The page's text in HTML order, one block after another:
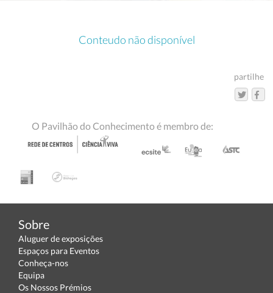
Conteudo não disponível
partilhe
O Pavilhão do Conhecimento é membro de:
Sobre
Aluguer de exposições
Espaços para Eventos
Conheça-nos
Equipa
Os Nossos Prémios